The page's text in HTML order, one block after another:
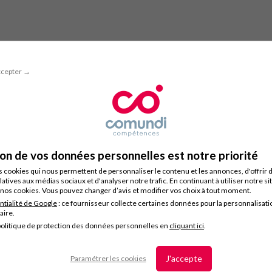
→
de vos données personnelles est notre priorité
cookies qui nous permettent de personnaliser le contenu et les annonces, d'offrir
aux médias sociaux et d'analyser notre trafic. En continuant à utiliser notre
cookies. Vous pouvez changer d’avis et modifier vos choix à tout moment.
de Google: ce fournisseur collecte certaines données pour la
de protection des données personnelles en cliquant ici.
Paramétrer les cookies J'accepte